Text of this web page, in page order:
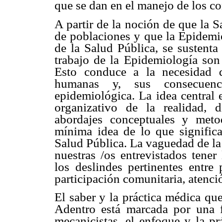
que se dan en el manejo de los
A partir de la noción de que la
de poblaciones y que la
de la Salud Pública, se
trabajo de la Epidemiología
Esto conduce a la necesidad
humanas y, sus
epidemiológica. La idea
organizativo de la realidad,
abordajes conceptuales y
mínima idea de lo que
Salud Pública. La vaguedad de
nuestras /os entrevistados
los deslindes pertinentes
participación comunitaria,
El saber y la práctica médica
Adentro está marcada por una